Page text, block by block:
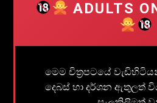
නියම රසය ලබාගන්න බෑ.)
මෙම චිත්‍රපටයේ
ADULTS
මෙම චිත්‍රපටයේ
දෙබස් හා දර්ශන ඇතුලත්